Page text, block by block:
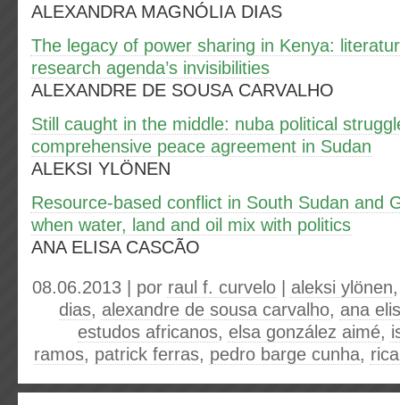
ALEXANDRA MAGNÓLIA DIAS
The legacy of power sharing in Kenya:
research agenda’s invisibilities
ALEXANDRE DE SOUSA CARVALHO
Still caught in the middle: nuba political
comprehensive peace agreement in Sudan
ALEKSI YLÖNEN
Resource-based conflict in South Sudan and
when water, land and oil mix with politics
ANA ELISA CASCÃO
08.06.2013 | por raul f. curvelo aleksi ylönen
dias, alexandre de sousa carvalho, ana
estudos africanos, elsa gonzález aimé,
ramos, patrick ferras, pedro barge cunha,